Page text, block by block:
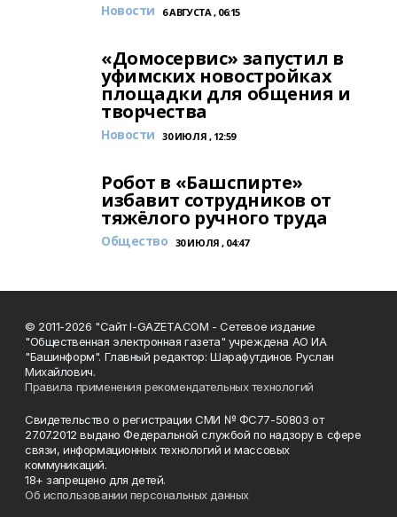
Новости 6 АВГУСТА , 06:15
«Домосервис» запустил в
уфимских новостройках
площадки для общения и
творчества
Новости 30 ИЮЛЯ , 12:59
Робот в «Башспирте»
избавит сотрудников от
тяжёлого ручного труда
Общество 30 ИЮЛЯ , 04:47
© 2011-2026 "Сайт I-GAZETA.COM - Сетевое издание
"Общественная электронная газета" учреждена АО ИА
"Башинформ". Главный редактор: Шарафутдинов Руслан
Михайлович.
Правила применения рекомендательных технологий
Свидетельство о регистрации СМИ № ФС77-50803 от
27.07.2012 выдано Федеральной службой по надзору в сфере
связи, информационных технологий и массовых
коммуникаций.
18+ запрещено для детей.
Об использовании персональных данных